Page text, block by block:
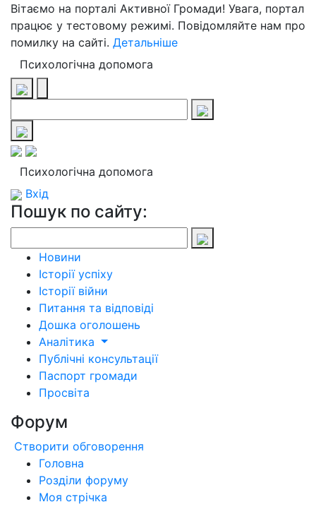
Вітаємо на порталі Активної Громади! Увага, портал
працює у тестовому режимі. Повідомляйте нам про
помилку на сайті. Детальніше
Психологічна допомога
Психологічна допомога
Вхід
Пошук по сайту:
Новини
Історії успіху
Історії війни
Питання та відповіді
Дошка оголошень
Аналітика
Публічні консультації
Паспорт громади
Просвіта
Форум
Створити обговорення
Головна
Розділи форуму
Моя стрічка